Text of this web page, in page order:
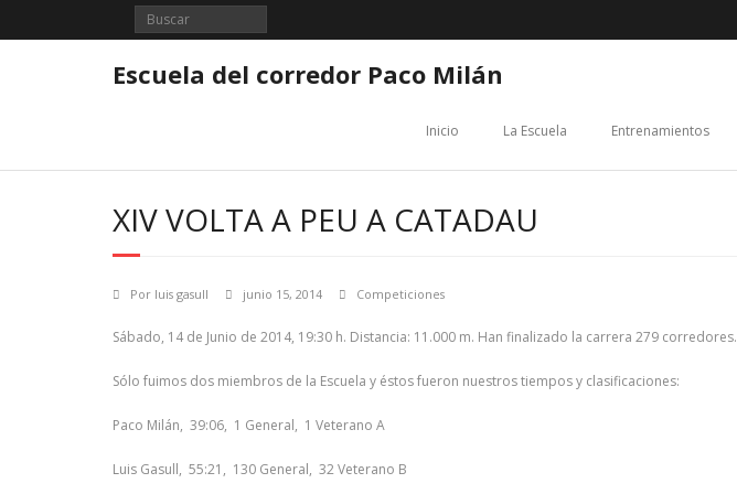
Escuela del corredor Paco Milán
Inicio La Escuela Entrenamientos
XIV VOLTA A PEU A CATADAU
Por luis gasull junio 15, 2014 Competiciones
Sábado, 14 de Junio de 2014, 19:30 h. Distancia: 11.000 m. Han finalizado la carrera 279 corredores.
Sólo fuimos dos miembros de la Escuela y éstos fueron nuestros tiempos y clasificaciones:
Paco Milán, 39:06, 1 General, 1 Veterano A
Luis Gasull, 55:21, 130 General, 32 Veterano B